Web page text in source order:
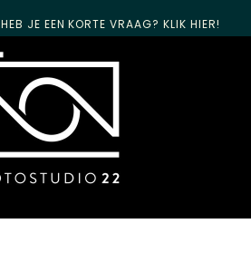
HEB JE EEN KORTE VRAAG? KLIK HIER!